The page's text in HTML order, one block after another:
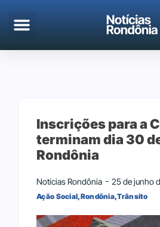
Inscrições para a
terminam dia 30
Rondônia
Notícias Rondônia 25 de junho
Ação Social,Rondônia,Trânsito